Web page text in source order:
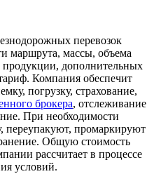
перевозок
маршрута, массы, объема
продукции, дополнительных
Компания обеспечит
погрузку, страхование,
брокера, отслеживание
При необходимости
переупакуют, промаркируют
Общую стоимость
рассчитает в процессе
условий.